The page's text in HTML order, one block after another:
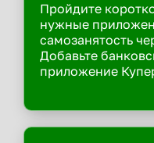
Пройдите
нужные
самозанятость
Добавьте
приложение